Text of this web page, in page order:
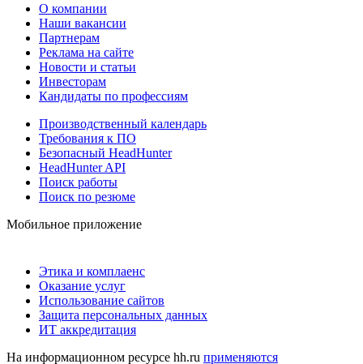
О компании
Наши вакансии
Партнерам
Реклама на сайте
Новости и статьи
Инвесторам
Кандидаты по профессиям
Производственный календарь
Требования к ПО
Безопасный HeadHunter
HeadHunter API
Поиск работы
Поиск по резюме
Мобильное приложение
Этика и комплаенс
Оказание услуг
Использование сайтов
Защита персональных данных
ИТ аккредитация
На информационном ресурсе hh.ru применяются